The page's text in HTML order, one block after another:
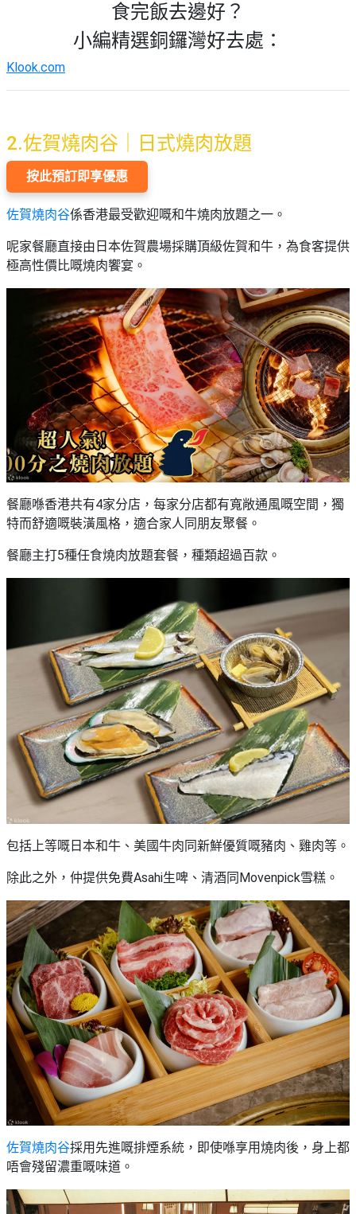
食完飯去邊好？
小編精選銅鑼灣好去處：
Klook.com
2.佐賀燒肉谷｜日式燒肉放題
按此預訂即享優惠
佐賀燒肉谷係香港最受歡迎嘅和牛燒肉放題之一。
呢家餐廳直接由日本佐賀農場採購頂級佐賀和牛，為食客提供
極高性價比嘅燒肉饗宴。
餐廳喺香港共有4家分店，每家分店都有寬敞通風嘅空間，獨
特而舒適嘅裝潢風格，適合家人同朋友聚餐。
餐廳主打5種任食燒肉放題套餐，種類超過百款。
包括上等嘅日本和牛、美國牛肉同新鮮優質嘅豬肉、雞肉等。
除此之外，仲提供免費Asahi生啤、清酒同Movenpick雪糕。
佐賀燒肉谷採用先進嘅排煙系統，即使喺享用燒肉後，身上都
唔會殘留濃重嘅味道。